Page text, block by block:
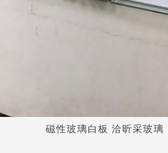
磁性玻璃白板 洽昕采玻璃